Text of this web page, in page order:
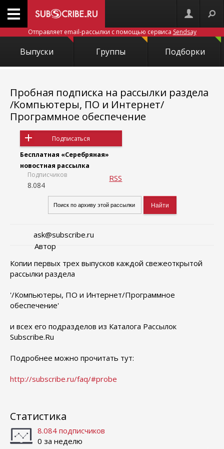
Отправляет email-рассылки с помощью сервиса Sendsay
Выпуски Группы Подборки
Пробная подписка на рассылки раздела
/Компьютеры, ПО и Интернет/
Программное обеспечение
Подписаться
Бесплатная «Серебряная»
новостная рассылка
Подписчиков
8.084
RSS
Автор
ask@subscribe.ru
Копии первых трех выпусков каждой свежеоткрытой
рассылки раздела
'/Компьютеры, ПО и Интернет/Программное
обеспечение'
и всех его подразделов из Каталога Рассылок
Subscribe.Ru
Подробнее можно прочитать тут:
http://subscribe.ru/faq/#probe
Статистика
8.084 подписчиков
0 за неделю